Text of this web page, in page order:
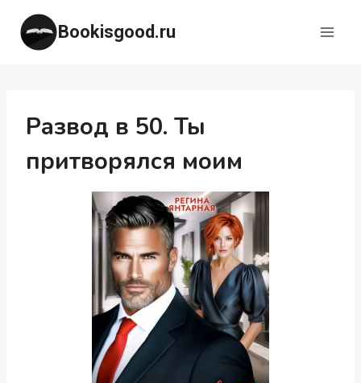
Перейти
содержимому
Bookisgood.ru
Развод в 50. Ты
притворялся моим